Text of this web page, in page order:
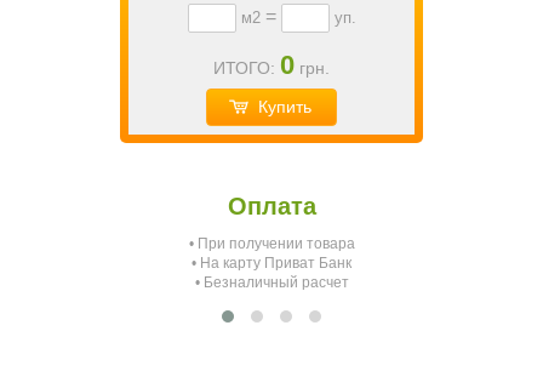
м2= уп.
ИТОГО: 0 грн.
Купить
Оплата
• При получении товара
• На карту Приват Банк
• Безналичный расчет